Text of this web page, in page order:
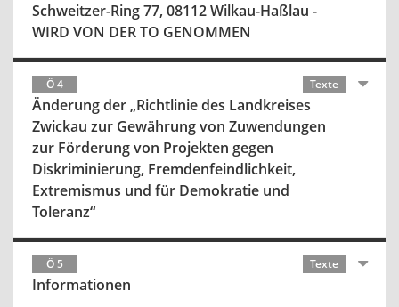
Schweitzer-Ring 77, 08112 Wilkau-Haßlau -
WIRD VON DER TO GENOMMEN
Ö 4 Texte
Änderung der „Richtlinie des Landkreises
Zwickau zur Gewährung von Zuwendungen
zur Förderung von Projekten gegen
Diskriminierung, Fremdenfeindlichkeit,
Extremismus und für Demokratie und
Toleranz“
Ö 5 Texte
Informationen